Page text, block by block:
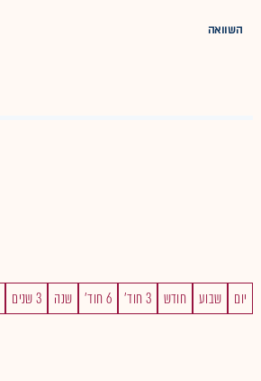
השוואה
יום שבוע חודש 3 חוד' 6 חוד' שנה 3 שנים